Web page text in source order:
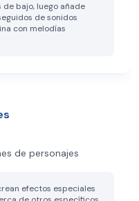
bajo, luego añade
de sonidos
con melodías
de personajes
efectos especiales